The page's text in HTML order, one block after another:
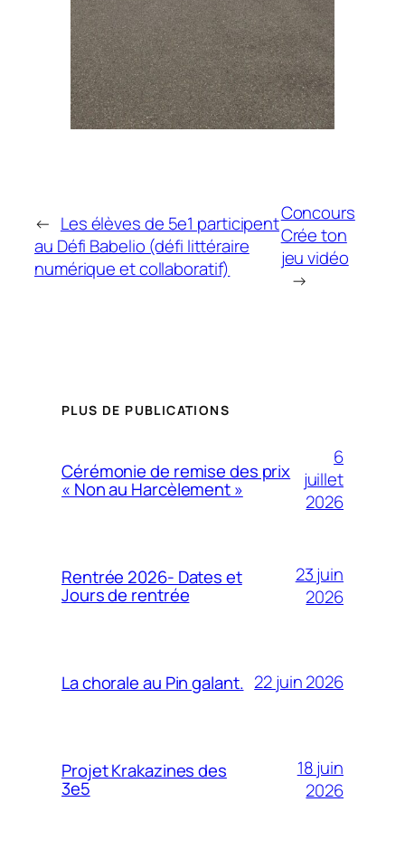
← Les élèves de 5e1 participent
au Défi Babelio (défi littéraire
numérique et collaboratif)
Concours
Crée ton
jeu vidéo
→
PLUS DE PUBLICATIONS
Cérémonie de remise des prix
« Non au Harcèlement »
6
juillet
2026
Rentrée 2026- Dates et
Jours de rentrée
23 juin
2026
La chorale au Pin galant. 22 juin 2026
Projet Krakazines des
3e5
18 juin
2026